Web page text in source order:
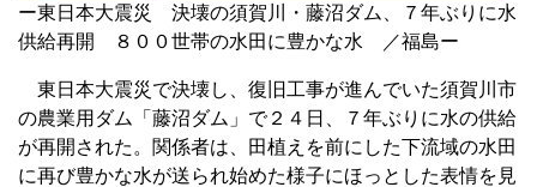
ー東日本大震災 決壊の須賀川・藤沼ダム、７年ぶりに水
供給再開 ８００世帯の水田に豊かな水 ／福島ー
東日本大震災で決壊し、復旧工事が進んでいた須賀川市
の農業用ダム「藤沼ダム」で２４日、７年ぶりに水の供給
が再開された。関係者は、田植えを前にした下流域の水田
に再び豊かな水が送られ始めた様子にほっとした表情を見